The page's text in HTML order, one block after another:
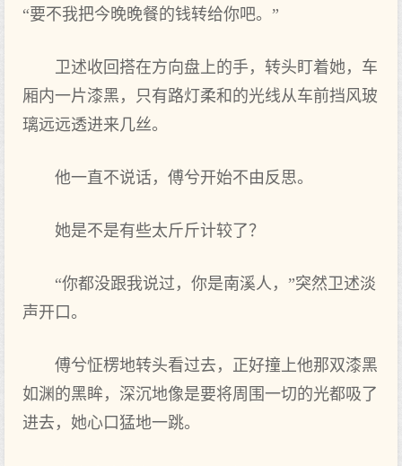
“要不我把今晚晚餐的钱转给你吧。”
卫述收回搭在方向盘上的手，转头盯着她，车
厢内一片漆黑，只有路灯柔和的光线从车前挡风玻
璃远远透进来几丝。
他一直不说话，傅兮开始不由反思。
她是不是有些太斤斤计较了？
“你都没跟我说过，你是南溪人，”突然卫述淡
声开口。
傅兮怔楞地转头看过去，正好撞上他那双漆黑
如渊的黑眸，深沉地像是要将周围一切的光都吸了
进去，她心口猛地一跳。